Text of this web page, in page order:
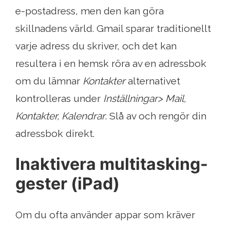
e-postadress, men den kan göra
skillnadens värld. Gmail sparar traditionellt
varje adress du skriver, och det kan
resultera i en hemsk röra av en adressbok
om du lämnar Kontakteralternativet
kontrolleras under Inställningar> Mail,
Kontakter, Kalendrar. Slå av och rengör din
adressbok direkt.
Inaktivera multitasking-
gester (iPad)
Om du ofta använder appar som kräver